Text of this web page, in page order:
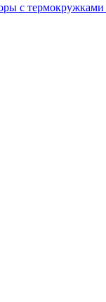
с термокружками